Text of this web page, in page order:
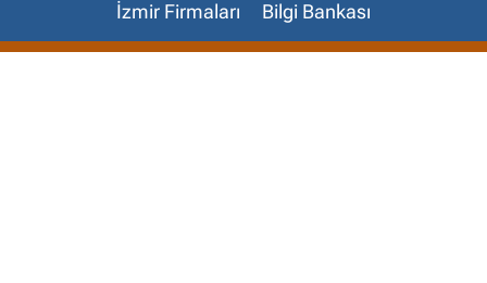
İzmir Firmaları Bilgi Bankası